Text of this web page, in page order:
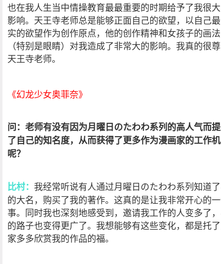
也在我人生当中情操教育最最重要的时期给予了我很
影响。天王寺老师总是能够正面自己的欲望，以自己
实的欲望作为创作原点，他的创作精神和女孩子的画法
（特别是眼睛）对我造成了非常大的影响。我真的很
天王寺老师。
《幻龙少女奥菲奈》
问：老师有没有因为月曜日のたわわ系列的高人气而
了自己的知名度，从而获得了更多作为漫画家的工作
呢？
比村： 我经常听说有人通过月曜日のたわわ系列知道
的大名，购买了我的著作。这真的是让我非常开心的
事。同时我也深刻地感受到，邀请我工作的人变多了
的路子也变得更广了。我想能够有这些变化，都是托
家多多欣赏我的作品的福。